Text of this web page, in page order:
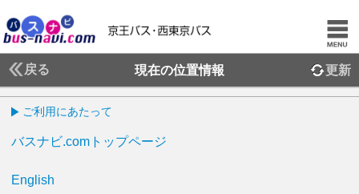
戻る 現在の位置情報 更新
ご利用にあたって
バスナビ.comトップページ
English